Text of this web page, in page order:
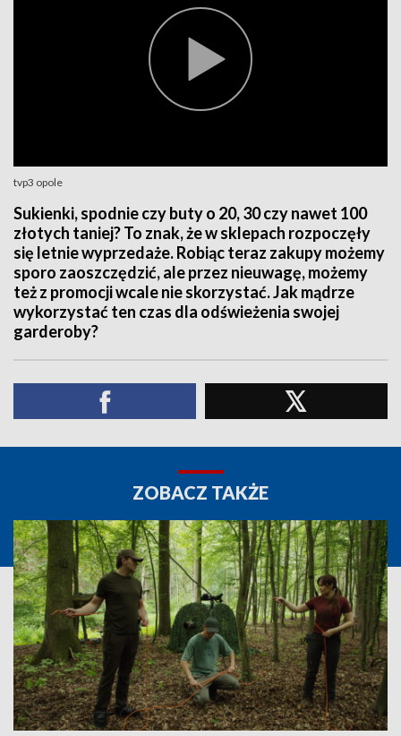
tvp3 opole
Sukienki, spodnie czy buty o 20, 30 czy nawet 100
złotych taniej? To znak, że w sklepach rozpoczęły
się letnie wyprzedaże. Robiąc teraz zakupy możemy
sporo zaoszczędzić, ale przez nieuwagę, możemy
też z promocji wcale nie skorzystać. Jak mądrze
wykorzystać ten czas dla odświeżenia swojej
garderoby?
ZOBACZ TAKŻE